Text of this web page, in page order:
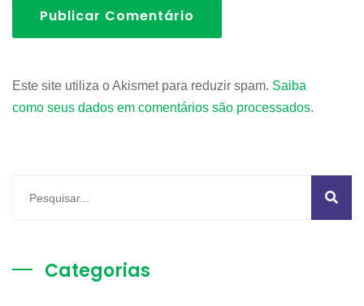
Publicar Comentário
Este site utiliza o Akismet para reduzir spam. Saiba
como seus dados em comentários são processados.
Categorias